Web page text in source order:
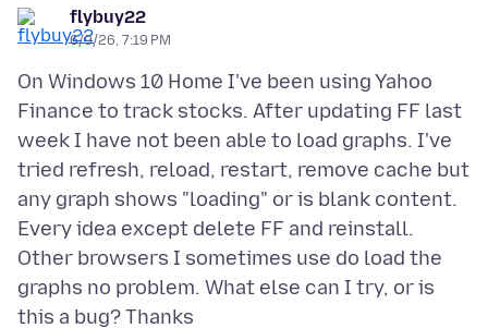
flybuy22
6/9/26, 7:19 PM
On Windows 10 Home I've been using Yahoo
Finance to track stocks. After updating FF last
week I have not been able to load graphs. I've
tried refresh, reload, restart, remove cache but
any graph shows "loading" or is blank content.
Every idea except delete FF and reinstall.
Other browsers I sometimes use do load the
graphs no problem. What else can I try, or is